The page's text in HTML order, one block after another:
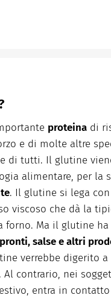
proteina di
e di molte altre
di tutti. Il glutine
alimentare, per la
. Il glutine si lega
viscoso che dà la
Ma il glutine
salse e altri
verrebbe digerito
Al contrario, nei
entra in